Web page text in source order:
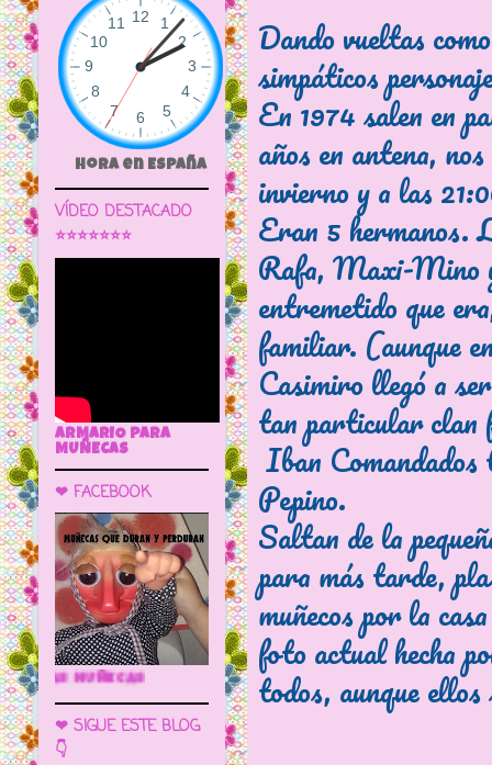
Dando vueltas
simpáticos
En 1974 salen en
años en antena,
invierno y a las
Eran 5 hermanos.
Rafa, Maxi-Mino
entremetido que
familiar. (aunque
Casimiro llegó a
tan particular clan
Iban
Pepino.
Saltan de la
para más tarde,
muñecos por la
foto actual hecha
todos, aunque
Hora en España
VÍDEO DESTACADO
⭐⭐⭐⭐⭐⭐⭐
ARMARIO PARA
MUÑECAS
❤ FACEBOOK
🌼 LA CUEVA DE LAS MUÑECAS
❤ SIGUE ESTE BLOG
👇